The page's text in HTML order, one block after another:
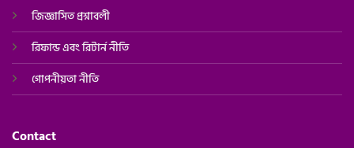
জিজ্ঞাসিত প্রশ্নাবলী
রিফান্ড এবং রিটার্ন নীতি
গোপনীয়তা নীতি
Contact